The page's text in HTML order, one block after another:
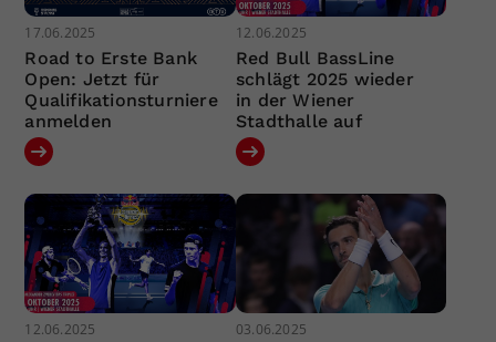
17.06.2025
Road to Erste Bank
Open: Jetzt für
Qualifikationsturniere
anmelden
12.06.2025
Red Bull BassLine
schlägt 2025 wieder
in der Wiener
Stadthalle auf
12.06.2025 03.06.2025